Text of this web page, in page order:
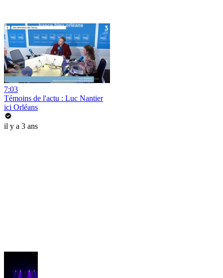
7:03
Témoins de l'actu : Luc Nantier
ici Orléans
il y a 3 ans